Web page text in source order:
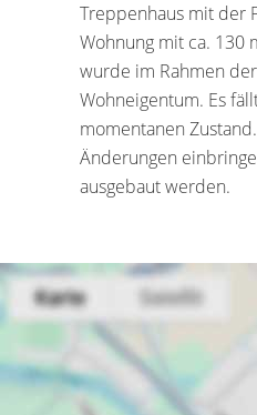
Treppenhaus mit der
Wohnung mit ca. 130
wurde im Rahmen
Wohneigentum. Es
momentanen
Änderungen
ausgebaut werden.